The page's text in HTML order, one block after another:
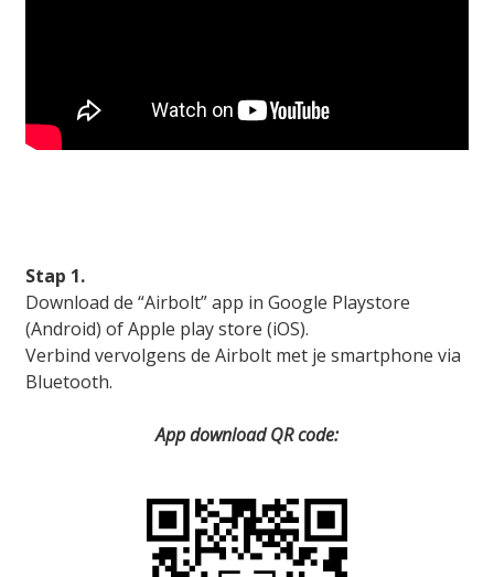
Stap 1.
Download de “Airbolt” app in Google Playstore
(Android) of Apple play store (iOS).
Verbind vervolgens de Airbolt met je smartphone via
Bluetooth.
App download QR code: